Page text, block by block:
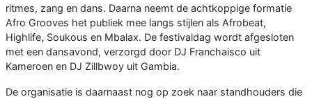
ritmes, zang en dans. Daarna neemt de achtkoppige formatie
Afro Grooves het publiek mee langs stijlen als Afrobeat,
Highlife, Soukous en Mbalax. De festivaldag wordt afgesloten
met een dansavond, verzorgd door DJ Franchaisco uit
Kameroen en DJ Zillbwoy uit Gambia.
De organisatie is daarnaast nog op zoek naar standhouders die